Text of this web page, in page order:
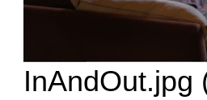
InAndOut.jpg